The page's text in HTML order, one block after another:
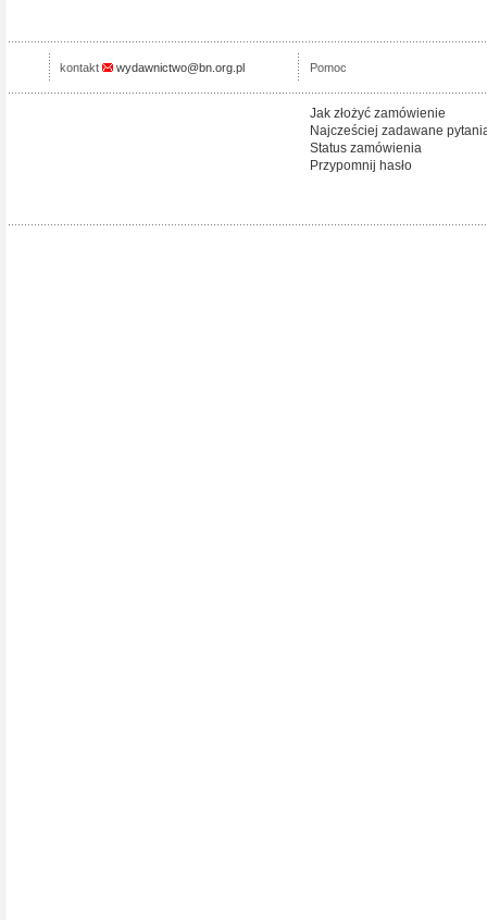
kontakt wydawnictwo@bn.org.pl Pomoc
Jak złożyć zamówienie
Najcześciej zadawane
Status zamówienia
Przypomnij hasło